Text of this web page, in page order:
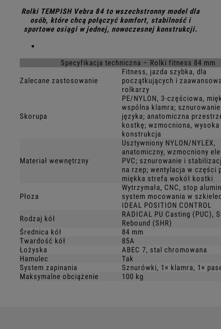
Rolki TEMPISH Vebra 84 to wszechstronny model dla
osób, które chcą połączyć komfort, stabilność i
sportowe osiągi w jednej, nowoczesnej konstrukcji.
Specyfikacja techniczna – Rolki fitness 84 mm
Zalecane zastosowanie
Fitness, jazda szybka, dla
początkujących i
rolkarzy
Skorupa
PE/NYLON, 3-częściowa,
wspólna klamra;
języka; anatomiczna
kostkę; wzmocniona, wysoka
konstrukcja
Materiał wewnętrzny
Usztywniony NYLON/NYLEX,
anatomiczny, wzmocniony
PVC; sznurowanie i
na rzep; wentylacja w części
miękka strefa wokół kostki
Płoza
Wytrzymała, CNC, stop
system mocowania w
IDEAL POSITION CONTROL
Rodzaj kół
RADICAL PU Casting (PUC),
Rebound (SHR)
Średnica kół
84 mm
Twardość kół
85A
Łożyska
ABEC 7, stal chromowana
Hamulec
Tak
System zapinania
Sznurówki, 1× klamra, 1×
Maksymalne obciążenie
100 kg